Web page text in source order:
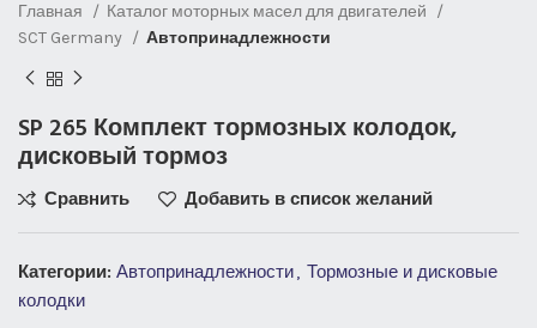
Главная
Каталог моторных масел для двигателей
SCT Germany
Автопринадлежности
SP 265 Комплект тормозных колодок,
дисковый тормоз
Сравнить Добавить в список желаний
Категории: Автопринадлежности
Тормозные и дисковые
колодки